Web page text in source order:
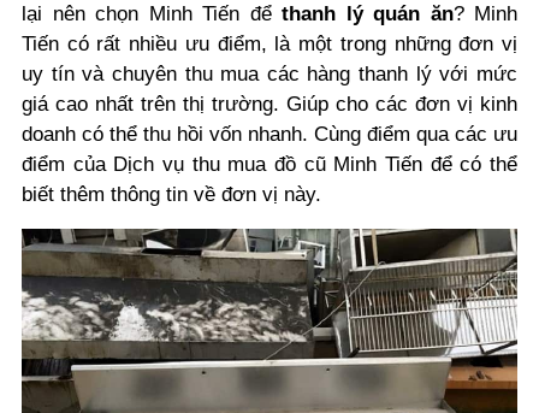
lại nên chọn Minh Tiến đểthanh lý quán ăn? Minh
Tiến có rất nhiều ưu điểm, là một trong những đơn vị
uy tín và chuyên thu mua các hàng thanh lý với mức
giá cao nhất trên thị trường. Giúp cho các đơn vị kinh
doanh có thể thu hồi vốn nhanh. Cùng điểm qua các ưu
điểm của Dịch vụ thu mua đồ cũ Minh Tiến để có thể
biết thêm thông tin về đơn vị này.